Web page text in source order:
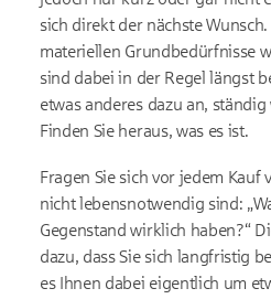
sich direkt der nächste
materiellen Grundbedürfnisse
sind dabei in der Regel längst
etwas anderes dazu an,
Finden Sie heraus, was es ist.
Fragen Sie sich vor jedem Kauf
nicht lebensnotwendig sind:
Gegenstand wirklich haben?“
dazu, dass Sie sich langfristig
es Ihnen dabei eigentlich um